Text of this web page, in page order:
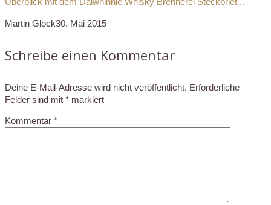
Martin Glock30. Mai 2015
Schreibe einen Kommentar
Deine E-Mail-Adresse wird nicht veröffentlicht. Erforderliche
Felder sind mit * markiert
Kommentar *